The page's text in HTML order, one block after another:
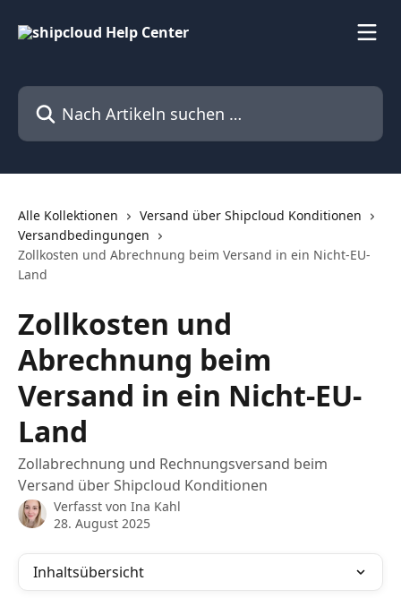
Nach Artikeln suchen …
Alle Kollektionen
Versand über Shipcloud Konditionen
Versandbedingungen
Zollkosten und Abrechnung beim Versand in ein Nicht-EU-
Land
Zollkosten und
Abrechnung beim
Versand in ein Nicht-EU-
Land
Zollabrechnung und Rechnungsversand beim
Versand über Shipcloud Konditionen
Verfasst von Ina Kahl
28. August 2025
Inhaltsübersicht